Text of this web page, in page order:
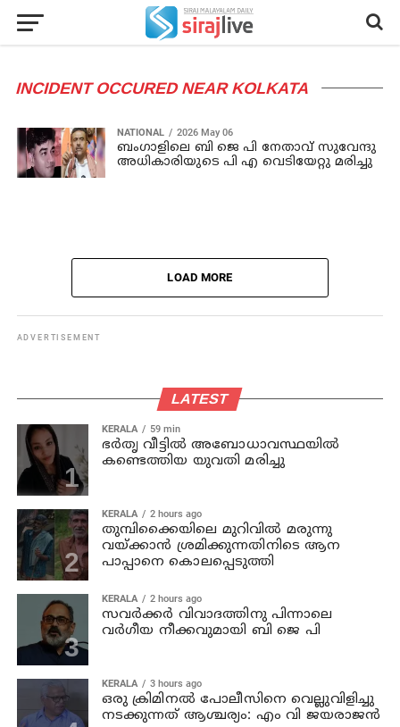
INCIDENT OCCURED NEAR KOLKATA
NATIONAL 2026 May 06
ബംഗാളിലെ ബി ജെ പി നേതാവ് സുവേന്ദു
അധികാരിയുടെ പി എ വെടിയേറ്റു മരിച്ചു
LOAD MORE
ADVERTISEMENT
LATEST
KERALA 59 min
ഭര്‍തൃ വീട്ടില്‍ അബോധാവസ്ഥയില്‍
കണ്ടെത്തിയ യുവതി മരിച്ചു
KERALA 2 hours ago
തുമ്പിക്കൈയിലെ മുറിവില്‍ മരുന്നു
വയ്ക്കാന്‍ ശ്രമിക്കുന്നതിനിടെ ആന
പാപ്പാനെ കൊലപ്പെടുത്തി
KERALA 2 hours ago
സവര്‍ക്കര്‍ വിവാദത്തിനു പിന്നാലെ
വര്‍ഗീയ നീക്കവുമായി ബി ജെ പി
KERALA 3 hours ago
ഒരു ക്രിമിനല്‍ പോലീസിനെ വെല്ലുവിളിച്ചു
നടക്കുന്നത് ആശ്ചര്യം: എം വി ജയരാജന്‍